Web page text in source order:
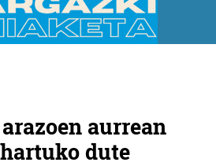
aurrean
dute